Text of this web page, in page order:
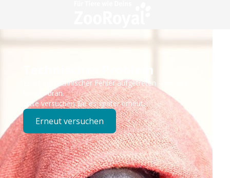
Technisches Problem
Es ist ein technischer Fehler aufgetreten – wir sind
bereits dran.
Bitte versuchen Sie es später erneut.
Erneut versuchen